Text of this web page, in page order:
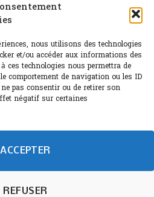
nous utilisons des technologies
et/ou accéder aux informations des
ces technologies nous permettra de
comportement de navigation ou les ID
pas consentir ou de retirer son
négatif sur certaines
ACCEPTER
REFUSER
dangereux pour la santé.
est une publication 100%
bistro.com